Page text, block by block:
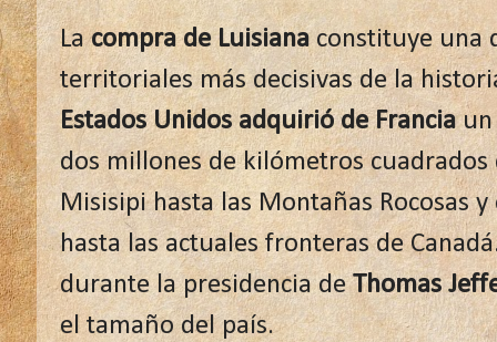
Lacompra de Luisianaconstituye una
territoriales más decisivas de la
Estados Unidos adquirió de Franciaun
dos millones de kilómetros
Misisipi hasta las Montañas Rocosas
hasta las actuales fronteras de
durante la presidencia deThomas
el tamaño del país.